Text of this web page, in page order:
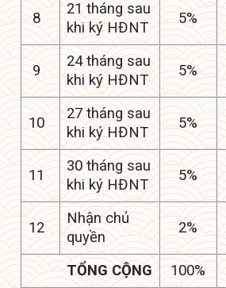
8
21 tháng sau
khi ký HĐNT
5%
9
24 tháng sau
khi ký HĐNT
5%
10
27 tháng sau
khi ký HĐNT
5%
11
30 tháng sau
khi ký HĐNT
5%
12
Nhận chủ
quyền
2%
TỔNG CỘNG 100%